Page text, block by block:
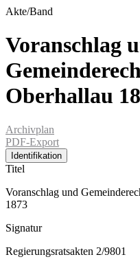
Akte/Band
Voranschlag
Oberhallau
Archivplan
PDF-Export
Identifikation
Titel
Voranschlag und
1873
Signatur
Regierungsratsakten 2/9801